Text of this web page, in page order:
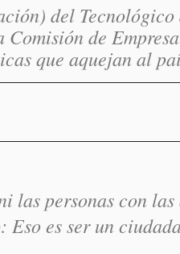
del
de
que aquejan al
las personas con
Eso es ser un